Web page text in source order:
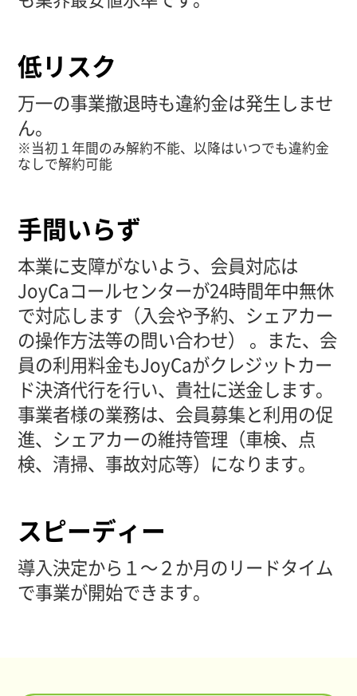
低リスク
万一の事業撤退時も違約金は発生しませ
ん。
※当初１年間のみ解約不能、以降はいつでも違約金
なしで解約可能
手間いらず
本業に支障がないよう、会員対応は
JoyCaコールセンターが24時間年中無休
で対応します（入会や予約、シェアカー
の操作方法等の問い合わせ） 。また、会
員の利用料金もJoyCaがクレジットカー
ド決済代行を行い、貴社に送金します。
事業者様の業務は、会員募集と利用の促
進、シェアカーの維持管理（車検、点
検、清掃、事故対応等）になります。
スピーディー
導入決定から１～２か月のリードタイム
で事業が開始できます。